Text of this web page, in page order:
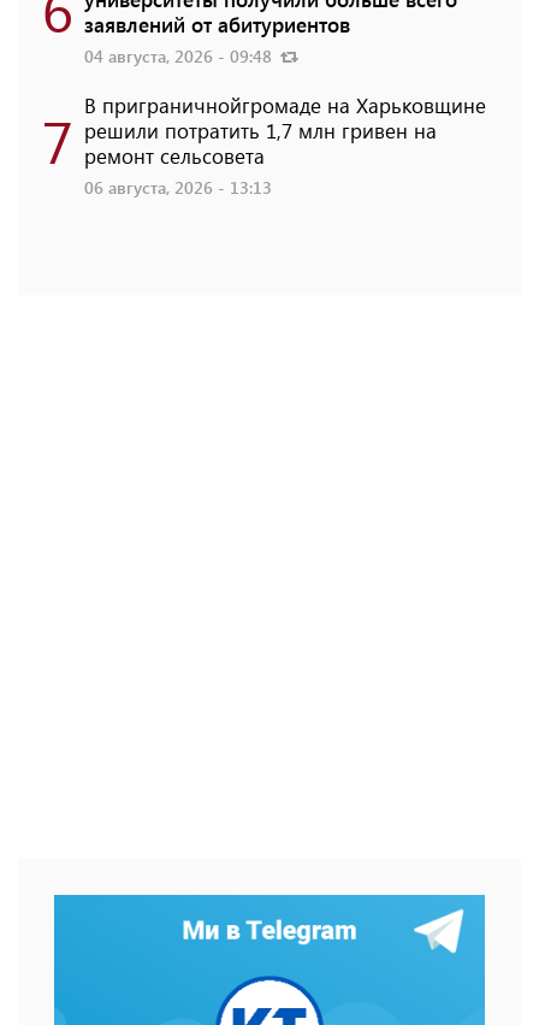
заявлений от абитуриентов
04 августа, 2026 - 09:48
7 В приграничнойгромаде на Харьковщине
решили потратить 1,7 млн ​​гривен на
ремонт сельсовета
06 августа, 2026 - 13:13